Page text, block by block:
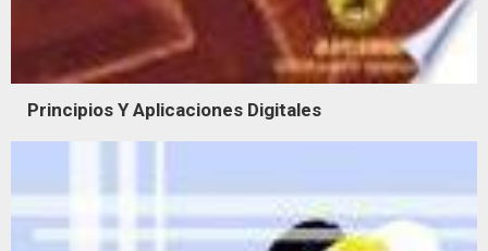
Principios Y Aplicaciones Digitales